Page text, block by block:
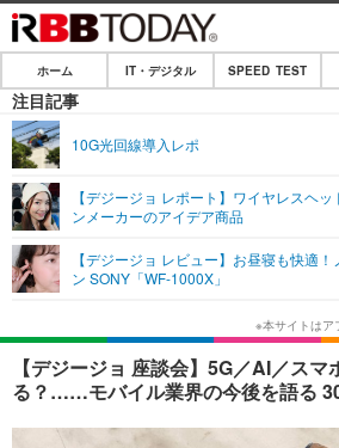
ホーム
IT・デジタル
ネタ
ショッピング
SPEED TEST
エンタメ
エンタメTOP
音楽
ライフ
ライフTOP
ペット
その他
リリース一覧
プッシュ通知の停止方法
ホーム IT・デジタル SPEED TEST
注目記事
10G光回線導入レポ
【デジージョ レポート】ワイヤレスヘ
ンメーカーのアイデア商品
【デジージョ レビュー】お昼寝も快適
ン SONY「WF-1000X」
【デジージョ 座談会】5G／AI／ス
る？……モバイル業界の今後を語る